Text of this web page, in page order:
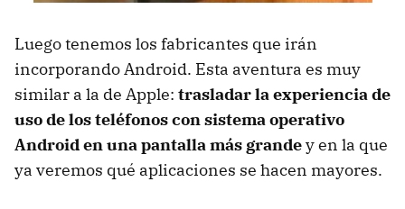
Luego tenemos los fabricantes que irán
incorporando Android. Esta aventura es muy
similar a la de Apple: trasladar la experiencia de
uso de los teléfonos con sistema operativo
Android en una pantalla más grandey en la que
ya veremos qué aplicaciones se hacen mayores.